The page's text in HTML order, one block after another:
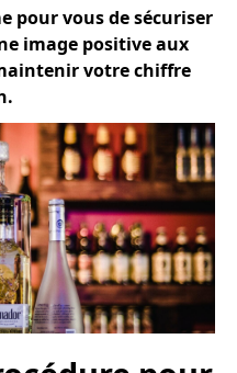
pour vous de sécuriser
image positive aux
votre chiffre